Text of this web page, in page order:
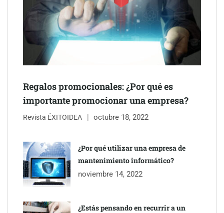
inmobiliarios: hasta 82% de ahorro por cobro
Gestoría Online reduce a unas horas el alta de autónomo
Regalos promocionales: ¿Por qué es
importante promocionar una empresa?
Revista ÉXITOIDEA octubre 18, 2022
¿Por qué utilizar una empresa de
mantenimiento informático?
noviembre 14, 2022
¿Estás pensando en recurrir a un